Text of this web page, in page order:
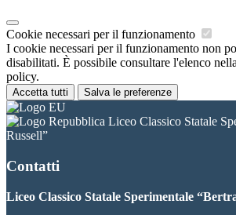
Cookie necessari per il funzionamento
I cookie necessari per il funzionamento non
disabilitati. È possibile consultare l'elenco
policy.
Accetta tutti Salva le preferenze
Liceo Classico Statale
Russell”
Contatti
Liceo Classico Statale Sperimentale